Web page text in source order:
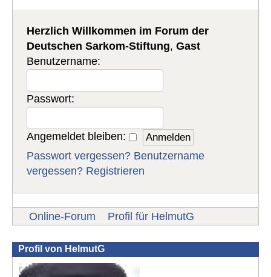
Herzlich Willkommen im Forum der
Deutschen Sarkom-Stiftung,Gast
Benutzername:
Passwort:
Angemeldet bleiben:
Passwort vergessen? Benutzername
vergessen? Registrieren
Online-Forum Profil für HelmutG
Profil von HelmutG